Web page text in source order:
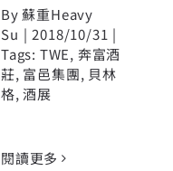
By蘇重Heavy
Su | 2018/10/31 |
Tags: TWE, 奔富酒
莊, 富邑集團, 貝林
格,酒展
閱讀更多